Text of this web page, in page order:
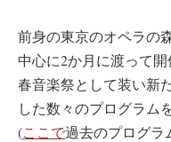
前身の東京のオペラの
中心に2か月に渡って
春音楽祭として装い新
した数々のプログラム
(ここで過去のプログラ